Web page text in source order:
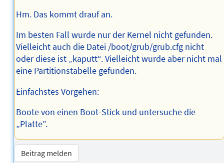
Hm. Das kommt drauf an.
Im besten Fall wurde nur der Kernel nicht gefunden.
Vielleicht auch die Datei /boot/grub/grub.cfg nicht
oder diese ist „kaputt“. Vielleicht wurde aber nicht mal
eine Partitionstabelle gefunden.
Einfachstes Vorgehen:
Boote von einen Boot-Stick und untersuche die
„Platte”.
Beitrag melden